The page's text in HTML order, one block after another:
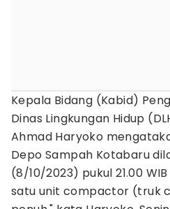
Kepala Bidang (Kabid)
Dinas Lingkungan Hidup
Ahmad Haryoko
Depo Sampah Kotabaru
(8/10/2023) pukul 21.00
satu unit compactor (truk